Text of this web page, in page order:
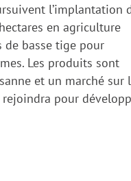
l’implantation
en agriculture
basse tige pour
Les produits sont
et un marché sur
rejoindra pour